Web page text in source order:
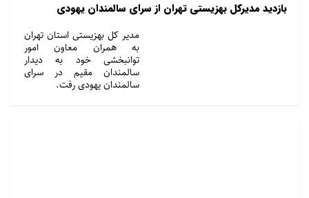
بازدید مدیرکل بهزیستی تهران از سرای سالمندان یهودی
مدیر کل بهزیستی استان تهران
به همران معاون امور
توانبخشی خود به دیدار
سالمندان مقیم در سرای
سالمندان یهودی رفت.